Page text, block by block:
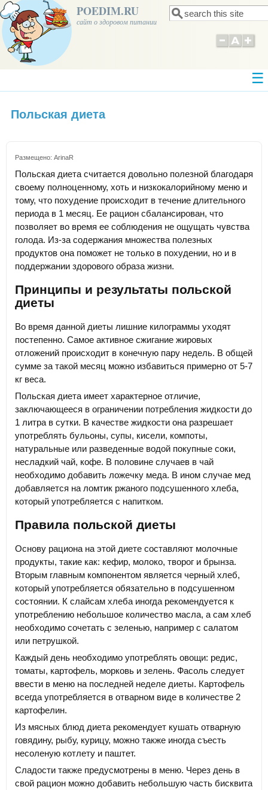
POEDIM.RU
сайт о здоровом питании Форма поиска
Поиск
Польская диета
Размещено: ArinaR
Польская диета считается довольно полезной благодаря
своему полноценному, хоть и низкокалорийному меню и
тому, что похудение происходит в течение длительного
периода в 1 месяц. Ее рацион сбалансирован, что
позволяет во время ее соблюдения не ощущать чувства
голода. Из-за содержания множества полезных
продуктов она поможет не только в похудении, но и в
поддержании здорового образа жизни.
Принципы и результаты польской
диеты
Во время данной диеты лишние килограммы уходят
постепенно. Самое активное сжигание жировых
отложений происходит в конечную пару недель. В общей
сумме за такой месяц можно избавиться примерно от 5-7
кг веса.
Польская диета имеет характерное отличие,
заключающееся в ограничении потребления жидкости до
1 литра в сутки. В качестве жидкости она разрешает
употреблять бульоны, супы, кисели, компоты,
натуральные или разведенные водой покупные соки,
несладкий чай, кофе. В половине случаев в чай
необходимо добавить ложечку меда. В ином случае мед
добавляется на ломтик ржаного подсушенного хлеба,
который употребляется с напитком.
Правила польской диеты
Основу рациона на этой диете составляют молочные
продукты, такие как: кефир, молоко, творог и брынза.
Вторым главным компонентом является черный хлеб,
который употребляется обязательно в подсушенном
состоянии. К слайсам хлеба иногда рекомендуется к
употреблению небольшое количество масла, а сам хлеб
необходимо сочетать с зеленью, например с салатом
или петрушкой.
Каждый день необходимо употреблять овощи: редис,
томаты, картофель, морковь и зелень. Фасоль следует
ввести в меню на последней неделе диеты. Картофель
всегда употребляется в отварном виде в количестве 2
картофелин.
Из мясных блюд диета рекомендует кушать отварную
говядину, рыбу, курицу, можно также иногда съесть
несоленую котлету и паштет.
Сладости также предусмотрены в меню. Через день в
свой рацион можно добавить небольшую часть бисквита